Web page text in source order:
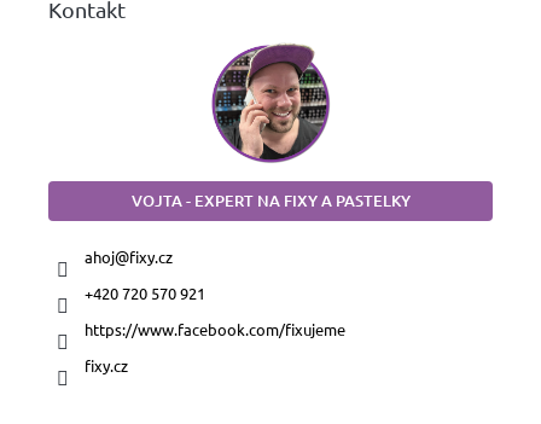
Kontakt
VOJTA - EXPERT NA FIXY A PASTELKY
ahoj@fixy.cz
+420 720 570 921
https://www.facebook.com/fixujeme
fixy.cz